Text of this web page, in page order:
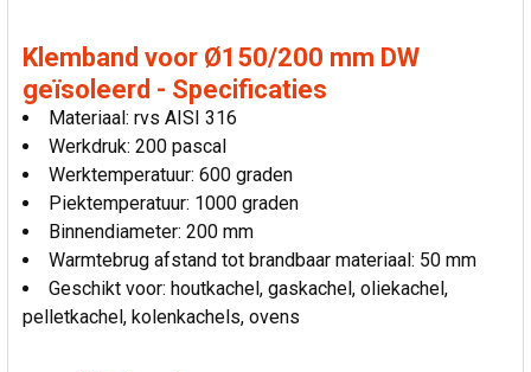
Klemband voor Ø150/200 mm DW
geïsoleerd - Specificaties
Materiaal: rvs AISI 316
Werkdruk: 200 pascal
Werktemperatuur: 600 graden
Piektemperatuur: 1000 graden
Binnendiameter: 200 mm
Warmtebrug afstand tot brandbaar materiaal: 50 mm
Geschikt voor: houtkachel, gaskachel, oliekachel,
pelletkachel, kolenkachels, ovens